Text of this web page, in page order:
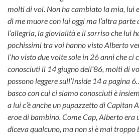
molti di voi. Non ha cambiato la mia, lui
di me muore con lui oggi ma l’altra parte
l’allegria, la giovialità e il sorriso che lui
pochissimi tra voi hanno visto Alberto
l’ho visto due volte sole in 26 anni che ci
conosciuti il 14 giugno dell’86, molti di
possono leggere sull’Inside 14 a pagina
basco con cui ci siamo conosciuti è
a lui c’è anche un pupazzetto di Capitan
eroe di bambino. Come Cap, Alberto era
diceva qualcuno, ma non si è mai troppo